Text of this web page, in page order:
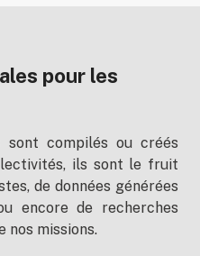
pour les
sont compilés ou créés
ils sont le fruit
de données générées
encore de recherches
nos missions.